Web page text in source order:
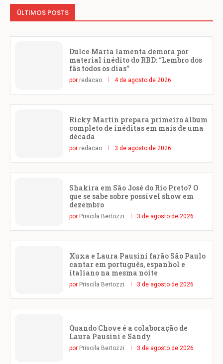
ÚLTIMOS POSTS
Dulce María lamenta demora por
material inédito do RBD: “Lembro dos
fãs todos os dias”
por redacao 4 de agosto de 2026
Ricky Martin prepara primeiro álbum
completo de inéditas em mais de uma
década
por redacao 3 de agosto de 2026
Shakira em São José do Rio Preto? O
que se sabe sobre possível show em
dezembro
por Priscila Bertozzi 3 de agosto de 2026
Xuxa e Laura Pausini farão São Paulo
cantar em português, espanhol e
italiano na mesma noite
por Priscila Bertozzi 3 de agosto de 2026
Quando Chove é a colaboração de
Laura Pausini e Sandy
por Priscila Bertozzi 3 de agosto de 2026